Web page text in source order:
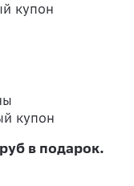
купон
купон
в подарок.